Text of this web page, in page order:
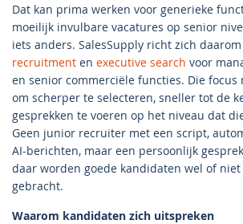
Dat kan prima werken voor generieke
moeilijk invulbare vacatures op senior
iets anders. SalesSupply richt zich
recruitment en executive search voor
en senior commerciële functies. Die focus
om scherper te selecteren, sneller tot de
gesprekken te voeren op het niveau dat
Geen junior recruiter met een script,
AI-berichten, maar een persoonlijk
daar worden goede kandidaten wel of
gebracht.
Waarom kandidaten zich uitspreken